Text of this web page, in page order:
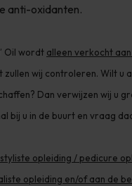
anti-oxidanten.
Oil wordt alleen verkocht
zullen wij controleren. Wilt u
Dan verwijzen wij u
bij u in de buurt en vraag
opleiding / pedicure
opleiding en/of aan de